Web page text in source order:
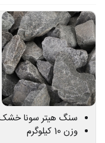
سنگ هیتر سونا خشک
وزن 10 کیلوگرم